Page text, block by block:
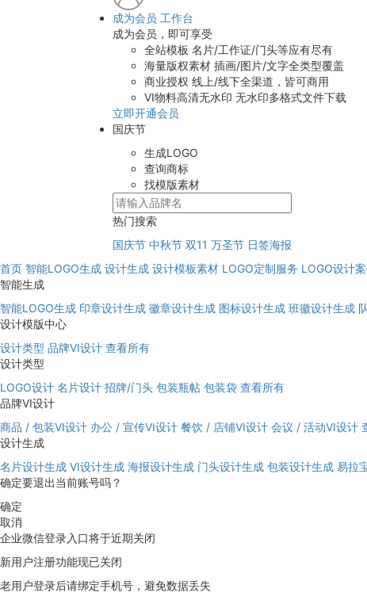
成为会员 工作台
成为会员，即可享受
全站模板 名片/工作证/门头等应有尽有
海量版权素材 插画/图片/文字全类型覆盖
商业授权 线上/线下全渠道，皆可商用
VI物料高清无水印 无水印多格式文件下载
立即开通会员
国庆节
生成LOGO
查询商标
找模版素材
热门搜索
国庆节 中秋节 双11 万圣节 日签海报
首页 智能LOGO生成 设计生成 设计模板素材 LOGO定制服务 LOGO设计
智能生成
智能LOGO生成 印章设计生成 徽章设计生成 图标设计生成 班徽设计生成
设计模版中心
设计类型 品牌VI设计 查看所有
设计类型
LOGO设计 名片设计 招牌/门头 包装瓶帖 包装袋 查看所有
品牌VI设计
商品 / 包装VI设计 办公 / 宣传VI设计 餐饮 / 店铺VI设计 会议 / 活动VI设计
设计生成
名片设计生成 VI设计生成 海报设计生成 门头设计生成 包装设计生成 易拉
确定要退出当前账号吗？
确定
取消
企业微信登录入口将于近期关闭
新用户注册功能现已关闭
老用户登录后请绑定手机号，避免数据丢失